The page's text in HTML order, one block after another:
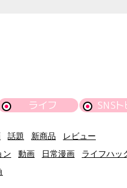
ライフ SNS
話題 新商品
レビュー
ン 動画 日常漫画 ライフハッ